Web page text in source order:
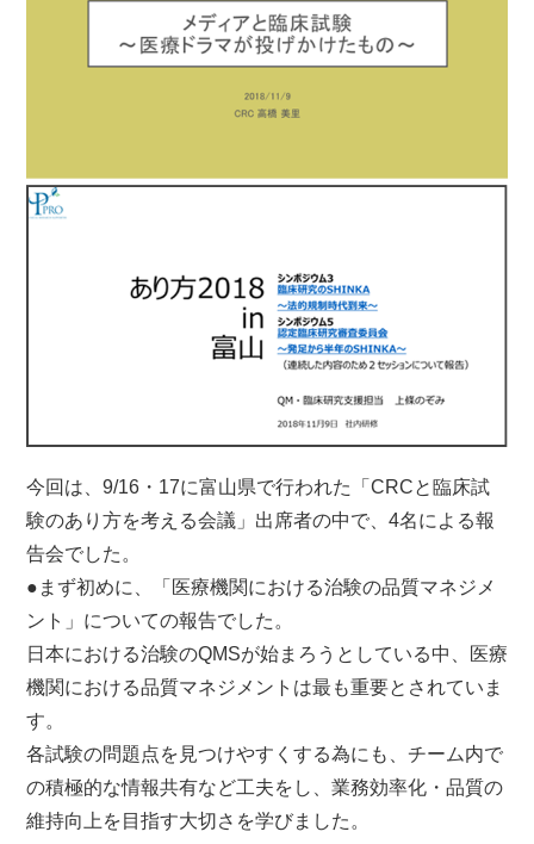
今回は、9/16・17に富山県で行われた「CRCと臨床試
験のあり方を考える会議」出席者の中で、4名による報
告会でした。
●まず初めに、「医療機関における治験の品質マネジメ
ント」についての報告でした。
日本における治験のQMSが始まろうとしている中、医療
機関における品質マネジメントは最も重要とされていま
す。
各試験の問題点を見つけやすくする為にも、チーム内で
の積極的な情報共有など工夫をし、業務効率化・品質の
維持向上を目指す大切さを学びました。